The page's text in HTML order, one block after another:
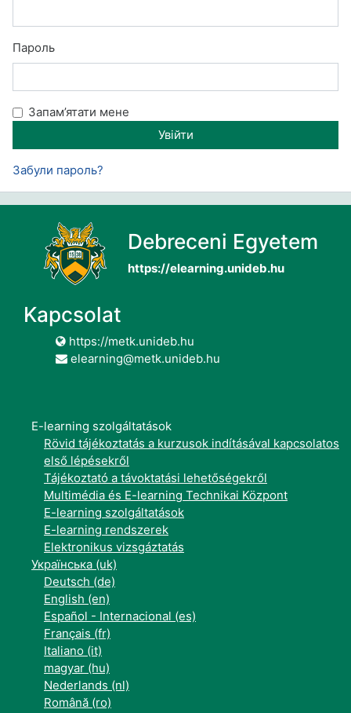
Пароль
Запам’ятати мене
Забули пароль?
Debreceni Egyetem
https://elearning.unideb.hu
Kapcsolat
https://metk.unideb.hu
elearning@metk.unideb.hu
E-learning szolgáltatások
Rövid tájékoztatás a kurzusok indításával kapcsolatos
első lépésekről
Tájékoztató a távoktatási lehetőségekről
Multimédia és E-learning Technikai Központ
E-learning szolgáltatások
E-learning rendszerek
Elektronikus vizsgáztatás
Українська ‎(uk)‎
Deutsch ‎(de)‎
English ‎(en)‎
Español - Internacional ‎(es)‎
Français ‎(fr)‎
Italiano ‎(it)‎
magyar ‎(hu)‎
Nederlands ‎(nl)‎
Română ‎(ro)‎